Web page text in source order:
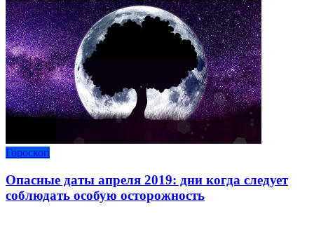
Гороскоп
Опасные даты апреля 2019: дни когда следует
соблюдать особую осторожность